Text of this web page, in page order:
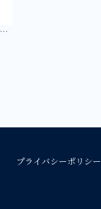
【FREDERIQUE CONSTANT フレデリック・コンスタント】FC-303MPW4C4 クラシック カレ オートマチック 日本限定
プライバシーポリシー